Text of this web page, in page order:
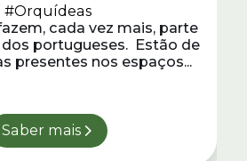
#Orquídeas
cada vez mais, parte
portugueses. Estão de
presentes nos espaços...
Saber mais